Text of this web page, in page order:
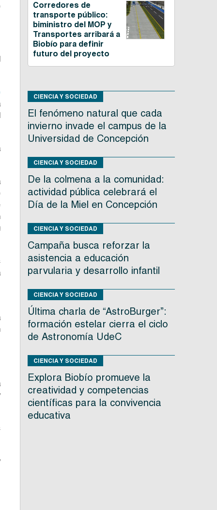
Corredores de
transporte público:
biministro del MOP y
Transportes arribará a
Biobío para definir
futuro del proyecto
CIENCIA Y SOCIEDAD
El fenómeno natural que cada
invierno invade el campus de la
Universidad de Concepción
CIENCIA Y SOCIEDAD
De la colmena a la comunidad:
actividad pública celebrará el
Día de la Miel en Concepción
CIENCIA Y SOCIEDAD
Campaña busca reforzar la
asistencia a educación
parvularia y desarrollo infantil
CIENCIA Y SOCIEDAD
Última charla de “AstroBurger”:
formación estelar cierra el ciclo
de Astronomía UdeC
CIENCIA Y SOCIEDAD
Explora Biobío promueve la
creatividad y competencias
científicas para la convivencia
educativa